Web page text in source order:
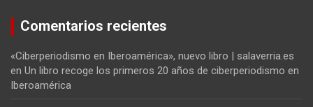
Comentarios recientes
«Ciberperiodismo en Iberoamérica», nuevo libro | salaverria.es
en Un libro recoge los primeros 20 años de ciberperiodismo en
Iberoamérica